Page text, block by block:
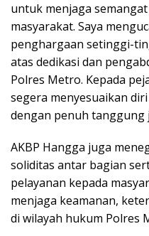
untuk menjaga
masyarakat. Saya
penghargaan setinggi-
atas dedikasi dan
Polres Metro. Kepada
segera menyesuaikan
dengan penuh tanggung
AKBP Hangga juga
soliditas antar bagian
pelayanan kepada
menjaga keamanan,
di wilayah hukum Polres